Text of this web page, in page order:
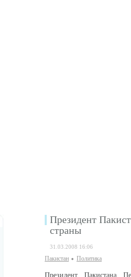
Президент
страны
31.03.2008 16:06
Пакистан Политика
Президент Пакистана